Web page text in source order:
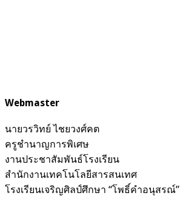
Webmaster
นายวรวิทย์ ไชยวงศ์คต
ครูชำนาญการพิเศษ
งานประชาสัมพันธ์โรงเรียน
สำนักงานเทคโนโลยีสารสนเทศ
โรงเรียนเจริญศิลป์ศึกษา “โพธิ์คำอนุสรณ์”